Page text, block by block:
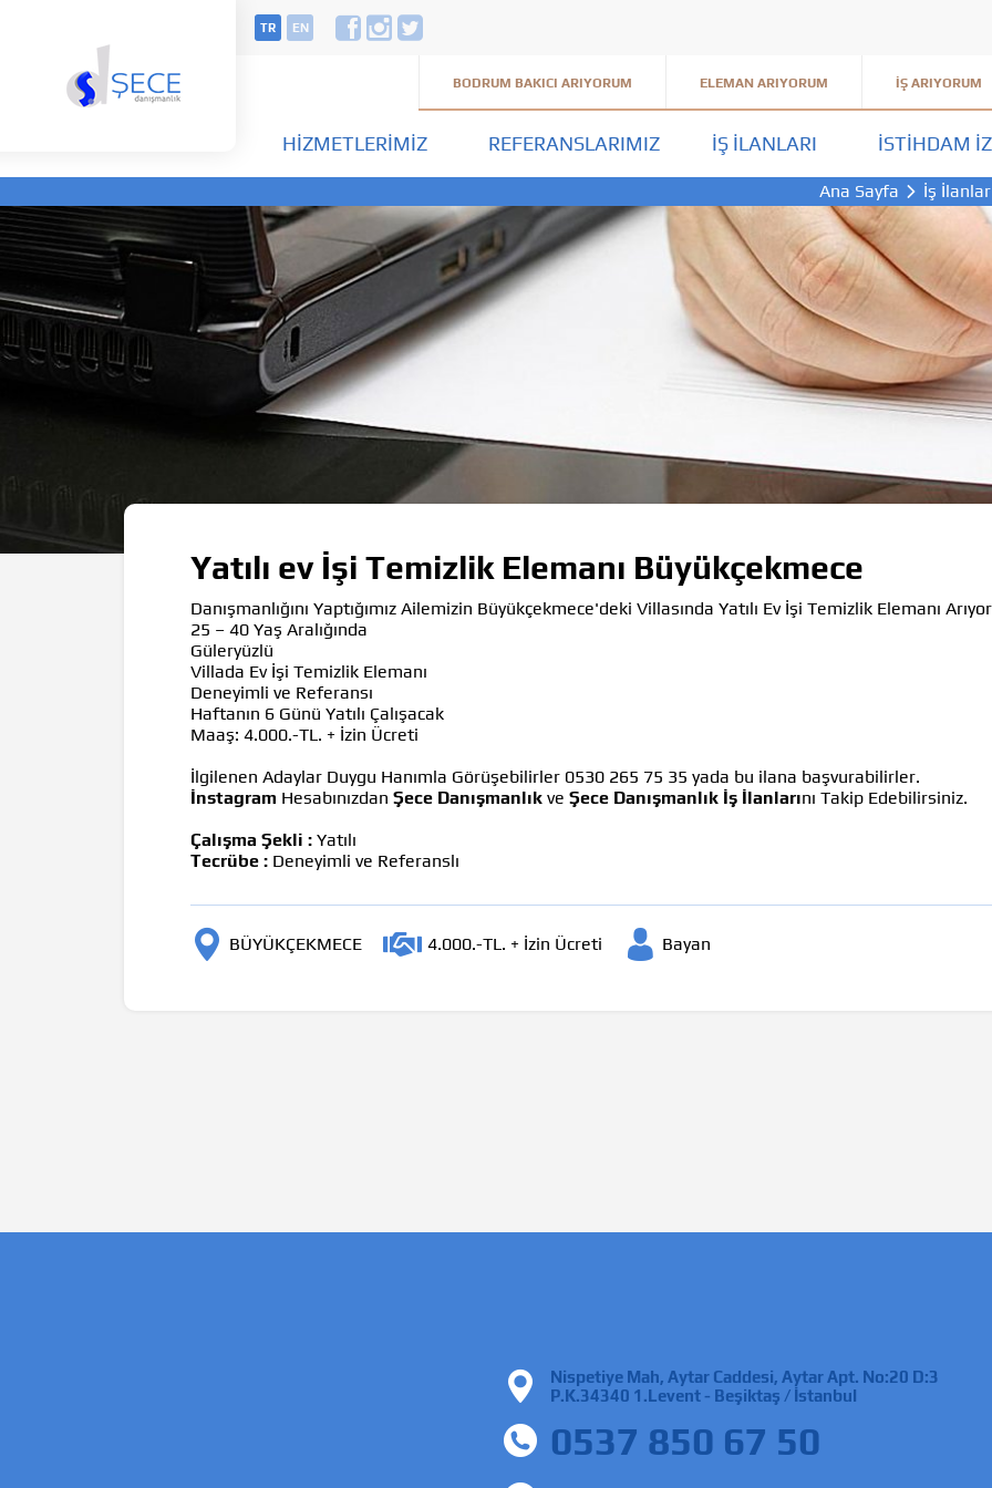
TR EN
BODRUM BAKICI ARIYORUM ELEMAN ARIYORUM İŞ ARIYORUM
HIZMETLERIMIZ REFERANSLARIMIZ İŞ İLANLARI İSTIHDAM
Ana Sayfa İş
Yatılı ev İşi Temizlik Elemanı Büyükçekmece
Danışmanlığını Yaptığımız Ailemizin Büyükçekmece'deki Villasında Yatılı Ev İşi Temizlik Elemanı
25 – 40 Yaş Aralığında
Güleryüzlü
Villada Ev İşi Temizlik Elemanı
Deneyimli ve Referansı
Haftanın 6 Günü Yatılı Çalışacak
Maaş: 4.000.-TL. + İzin Ücreti
İlgilenen Adaylar Duygu Hanımla Görüşebilirler 0530 265 75 35 yada bu ilana başvurabilirler.
İnstagram Hesabınızdan Şece Danışmanlık ve Şece Danışmanlık İş İlanlarını Takip Edebilirsiniz.
Çalışma Şekli : Yatılı
Tecrübe : Deneyimli ve Referanslı
BÜYÜKÇEKMECE 4.000.-TL. + İzin Ücreti Bayan
Nispetiye Mah, Aytar Caddesi, Aytar Apt. No:20 D:3
P.K.34340 1.Levent - Beşiktaş / İstanbul
0537 850 67 50